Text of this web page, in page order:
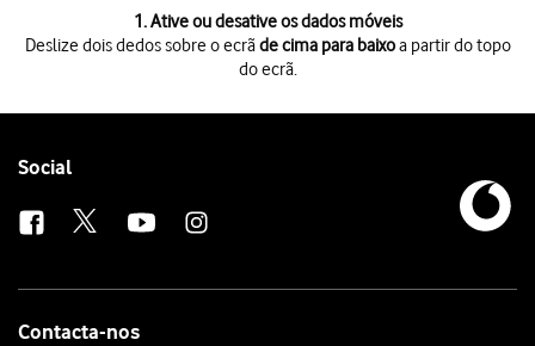
1. Ative ou desative os dados móveis
Deslize dois dedos sobre o ecrãde cima para baixoa partir do topo
do ecrã.
Primao ícone de dados móveispara ativar ou desativar a função.
Follow
Social
Contacta-nos